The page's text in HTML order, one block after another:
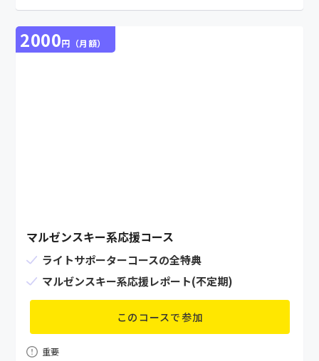
2000円（月額）
マルゼンスキー系応援コース
ライトサポーターコースの全特典
マルゼンスキー系応援レポート(不定期)
このコースで参加
重要